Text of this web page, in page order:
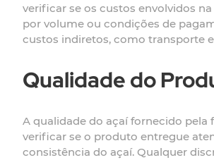
verificar se os custos envolvidos
por volume ou condições de
custos indiretos, como transporte
Qualidade do
A qualidade do açaí fornecido
verificar se o produto entregue
consistência do açaí. Qualquer